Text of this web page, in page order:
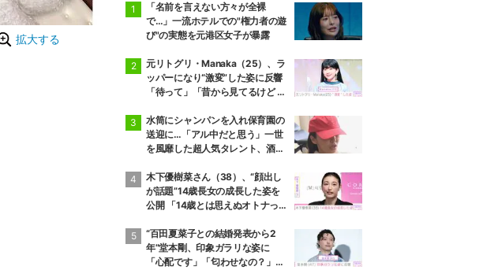
拡大する
「名前を言えない方々が全裸
で…」一流ホテルでの"権力者の遊
び"の実態を元港区女子が暴露
元リトグリ・Manaka（25）、ラ
ッパーになり“激変”した姿に反響
「待って」「昔から見てるけど 最
水筒にシャンパンを入れ保育園の
送迎に…「アル中だと思う」一世
を風靡した超人気タレント、酒漬
木下優樹菜さん（38）、“顔出し
が話題”14歳長女の成長した姿を
公開 「14歳とは思えぬオトナっぽ
ぎる」など反響
“百田夏菜子との結婚発表から2
年”堂本剛、印象ガラリな姿に
「心配です」「匂わせなの？」な